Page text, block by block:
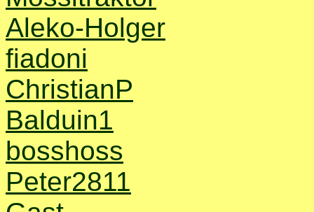
Aleko-Holger
fiadoni
ChristianP
Balduin1
bosshoss
Peter2811